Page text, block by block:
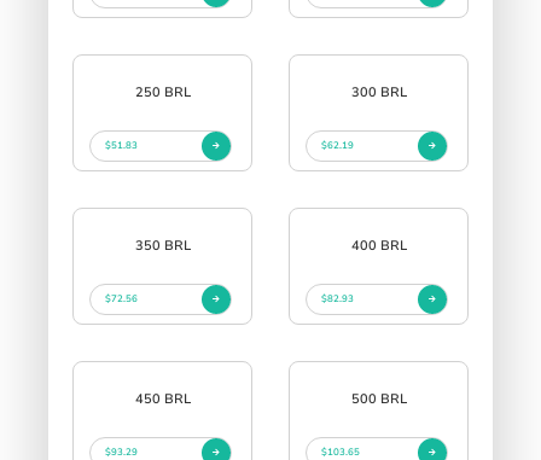
250 BRL
$51.83
300 BRL
$62.19
350 BRL
$72.56
400 BRL
$82.93
450 BRL
$93.29
500 BRL
$103.65